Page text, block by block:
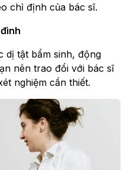
chỉ định của bác sĩ.
dị tật bẩm sinh, động
nên trao đổi với bác sĩ
nghiệm cần thiết.